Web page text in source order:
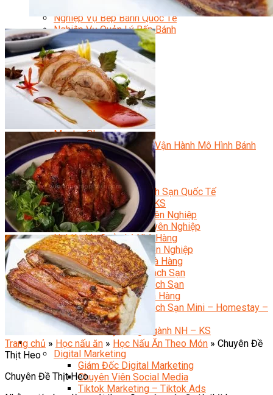
Nghiệp Vụ Bếp Trưởng Bếp Bánh
Nghiệp Vụ Bếp Bánh Quốc Tế
Nghiệp Vụ Quản Lý Bếp Bánh
Nghiệp Vụ Bánh Kem
Bánh Việt
Bánh Nhật
Bánh Mì Nâng Cao
Bánh Đài Loan
Bánh Ngắn Hạn
Bánh Kinh Doanh
Handmade Mini Cake
Master Class
Bí Quyết Kinh Doanh Và Vận Hành Mô Hình Bánh
Chuyên Đề Bếp Bánh
Video Dạy Làm Bánh
Quản Trị NHKS
Quản Trị Nhà Hàng Khách Sạn Quốc Tế
Nghiệp Vụ Quản Lý NH-KS
Quản Lý Nhà Hàng Chuyên Nghiệp
Quản Lý Khách Sạn Chuyên Nghiệp
Nghiệp Vụ Quản Lý Nhà Hàng
Nghiệp Vụ Lễ Tân Chuyên Nghiệp
Giám Đốc Điều Hành Nhà Hàng
Tiếng Anh Nhà Hàng Khách Sạn
Khởi Sự Kinh Doanh Khách Sạn
Khởi Sự Kinh Doanh Nhà Hàng
Khởi Sự Kinh Doanh Khách Sạn Mini – Homestay –
AirBnB
Kiến Thức & Kỹ Năng Ngành NH – KS
Marketing
Digital Marketing
Giám Đốc Digital Marketing
Chuyên Viên Social Media
Tiktok Marketing – Tiktok Ads
Trang chủ » Học nấu ăn » Học Nấu Ăn Theo Món » Chuyên Đề
Thịt Heo
Chuyên Đề Thịt Heo